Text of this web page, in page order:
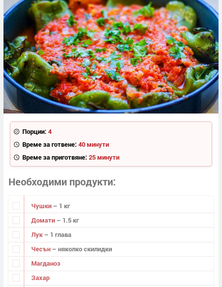
Порции: 4
Време за готвене: 40 минути
Време за приготвяне: 25 минути
Необходими продукти
Чушки – 1 кг
Домати – 1.5 кг
Лук – 1 глава
Чесън – няколко скилидки
Магданоз
Захар